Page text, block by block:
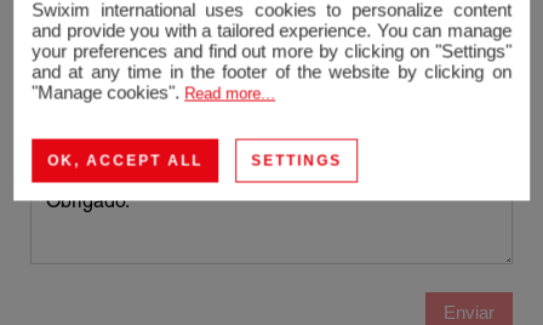
Telefone
Mensagem
Enviar
Swixim international uses cookies to personalize content
and provide you with a tailored experience. You can manage
your preferences and find out more by clicking on "Settings"
and at any time in the footer of the website by clicking on
"Manage cookies". Read more...
OK, ACCEPT ALL SETTINGS